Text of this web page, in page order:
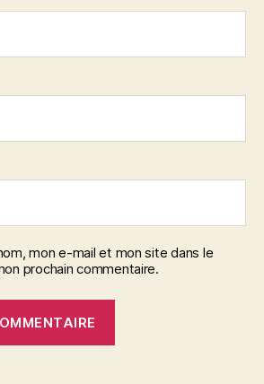
mon e-mail et mon site dans le
prochain commentaire.